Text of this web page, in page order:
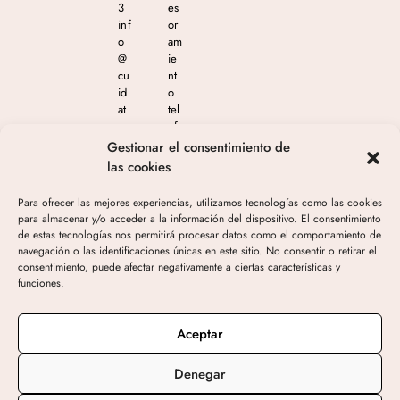
Gestionar el consentimiento de
las cookies
Para ofrecer las mejores experiencias, utilizamos tecnologías como las cookies
para almacenar y/o acceder a la información del dispositivo. El consentimiento
de estas tecnologías nos permitirá procesar datos como el comportamiento de
navegación o las identificaciones únicas en este sitio. No consentir o retirar el
consentimiento, puede afectar negativamente a ciertas características y
funciones.
Aceptar
Denegar
3
inf
o
@
cu
id
at
m
est
ca
.c
o
m
es
or
am
ie
nt
o
tel
ef
ón
en
65
4
04
4
05
de
10